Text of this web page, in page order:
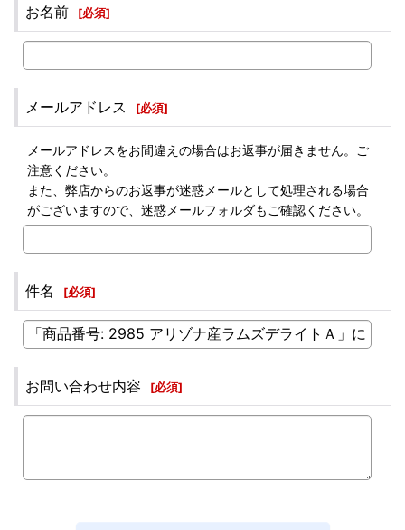
お名前 [必須]
メールアドレス [必須]
メールアドレスをお間違えの場合はお返事が届きません。ご
注意ください。
また、弊店からのお返事が迷惑メールとして処理される場合
がございますので、迷惑メールフォルダもご確認ください。
件名 [必須]
お問い合わせ内容 [必須]